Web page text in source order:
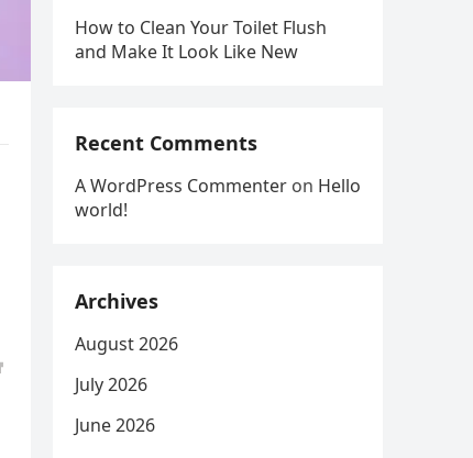
How to Clean Your Toilet Flush
and Make It Look Like New
Recent Comments
A WordPress Commenter on Hello
world!
Archives
August 2026
July 2026
June 2026